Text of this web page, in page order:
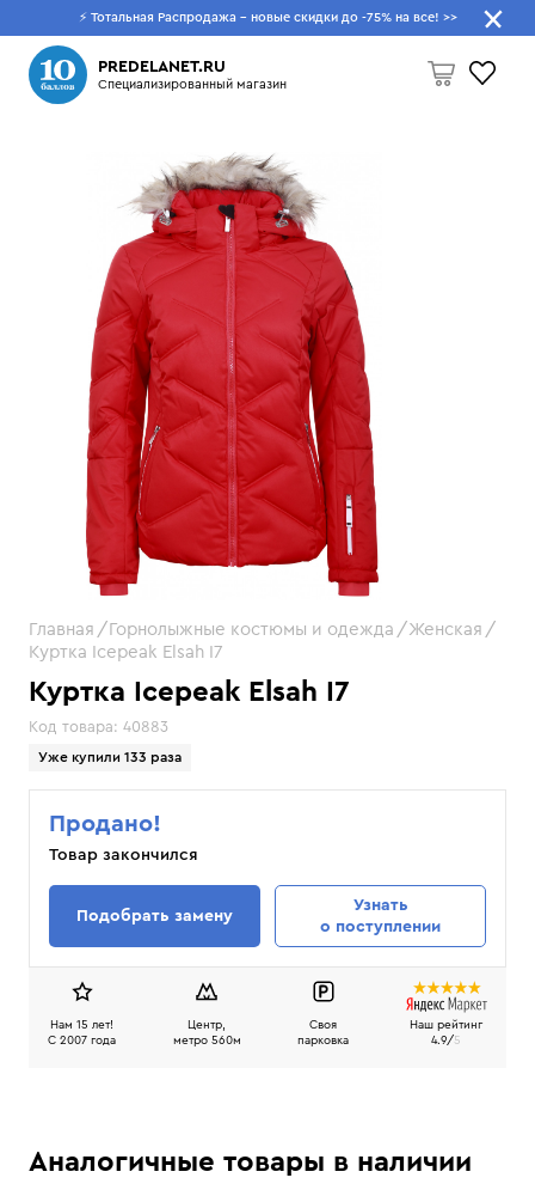
⚡ Тотальная Распродажа - новые скидки до -75% на все! >>
PREDELANET.RU
Специализированный магазин
Что будем искать?
Куртка Icepeak Elsah I7
Код товара: 40883
Уже купили 133 раза
Главная Горнолыжные костюмы и одежда
Женская
Куртка Icepeak Elsah I7
Продано!
Товар закончился
Подобрать замену
Узнать
о поступлении
Нам 15 лет!
C 2007 года
Центр,
метро 560м
Своя
парковка
Наш рейтинг
4.9/5
Аналогичные товары в наличии